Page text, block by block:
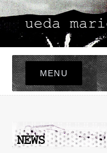
MENU
LIVE
NEWS